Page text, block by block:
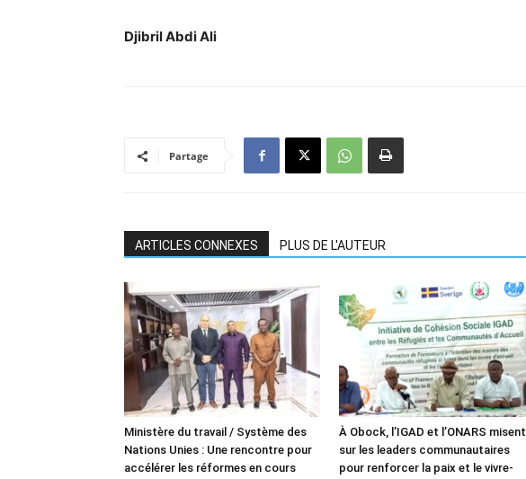
Djibril Abdi Ali
Partage
ARTICLES CONNEXES PLUS DE L'AUTEUR
Ministère du travail / Système des
Nations Unies : Une rencontre pour
accélérer les réformes en cours
À Obock, l’IGAD et l’ONARS misent
sur les leaders communautaires
pour renforcer la paix et le vivre-